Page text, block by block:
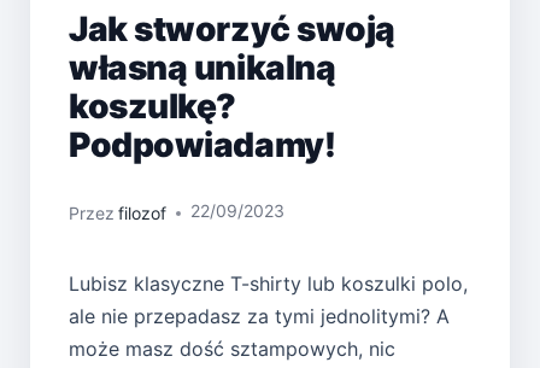
Jak stworzyć swoją
własną unikalną
koszulkę?
Podpowiadamy!
Przez filozof 22/09/2023
Lubisz klasyczne T-shirty lub koszulki polo,
ale nie przepadasz za tymi jednolitymi? A
może masz dość sztampowych, nic